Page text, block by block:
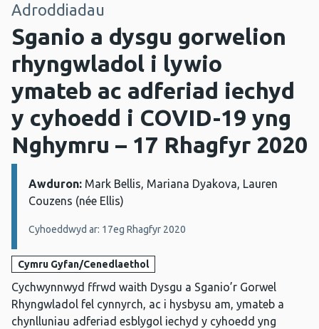
Adroddiadau
Sganio a dysgu gorwelion
rhyngwladol i lywio
ymateb ac adferiad iechyd
y cyhoedd i COVID-19 yng
Nghymru – 17 Rhagfyr 2020
Manylion:
Awduron: Mark Bellis, Mariana Dyakova, Lauren
Couzens (née Ellis)
Cyhoeddwyd ar: 17eg Rhagfyr 2020
Cymru Gyfan/Cenedlaethol
Cychwynnwyd ffrwd waith Dysgu a Sganio’r Gorwel
Rhyngwladol fel cynnyrch, ac i hysbysu am, ymateb a
chynlluniau adferiad esblygol iechyd y cyhoedd yng